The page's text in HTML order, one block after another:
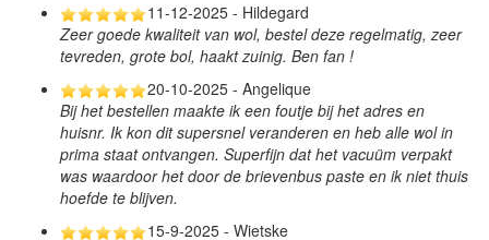
11-12-2025 - Hildegard
Zeer goede kwaliteit van wol, bestel deze regelmatig, zeer
tevreden, grote bol, haakt zuinig. Ben fan !
20-10-2025 - Angelique
Bij het bestellen maakte ik een foutje bij het adres en
huisnr. Ik kon dit supersnel veranderen en heb alle wol in
prima staat ontvangen. Superfijn dat het vacuüm verpakt
was waardoor het door de brievenbus paste en ik niet thuis
hoefde te blijven.
15-9-2025 - Wietske